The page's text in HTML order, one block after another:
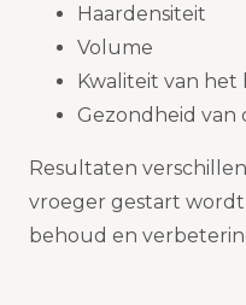
Haardensiteit
Volume
Kwaliteit van het
Gezondheid van
Resultaten
vroeger gestart
behoud en